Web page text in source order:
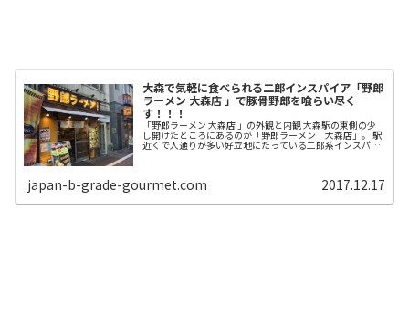
大森で気軽に食べられる二郎インスパイア「野郎
ラーメン 大森店 」で豚骨野郎を喰らい尽く
す！！！
「野郎ラーメン 大森店 」の外観と内観 大森駅の東側の少
し開けたところにあるのが「野郎ラーメン 大森店」。 駅
近くで人通りが多い好立地にたっている二郎系インスパイ
japan-b-grade-gourmet.com 2017.12.17